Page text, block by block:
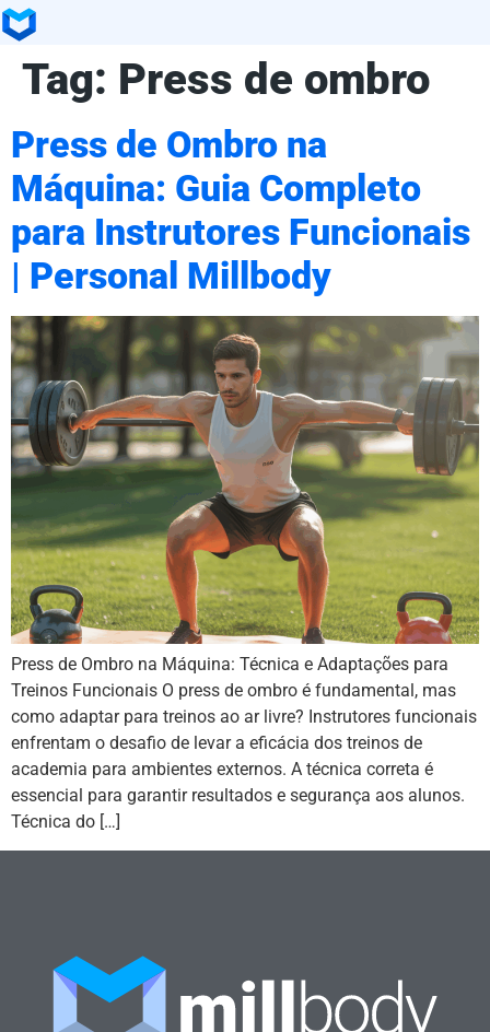
Tag: Press de ombro
Press de Ombro na
Máquina: Guia Completo
para Instrutores Funcionais
| Personal Millbody
Press de Ombro na Máquina: Técnica e Adaptações para
Treinos Funcionais O press de ombro é fundamental, mas
como adaptar para treinos ao ar livre? Instrutores funcionais
enfrentam o desafio de levar a eficácia dos treinos de
academia para ambientes externos. A técnica correta é
essencial para garantir resultados e segurança aos alunos.
Técnica do […]